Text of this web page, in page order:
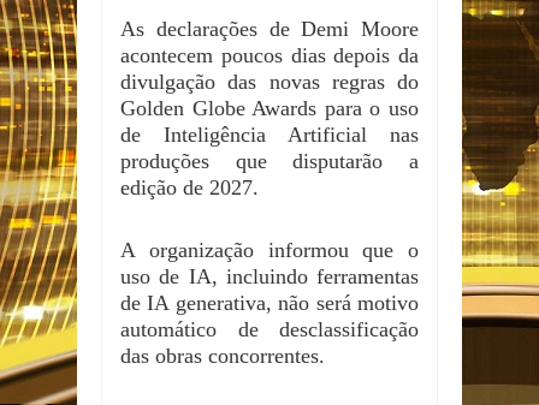
As declarações de Demi Moore
acontecem poucos dias depois da
divulgação das novas regras do
Golden Globe Awards para o uso
de Inteligência Artificial nas
produções que disputarão a
edição de 2027.
A organização informou que o
uso de IA, incluindo ferramentas
de IA generativa, não será motivo
automático de desclassificação
das obras concorrentes.